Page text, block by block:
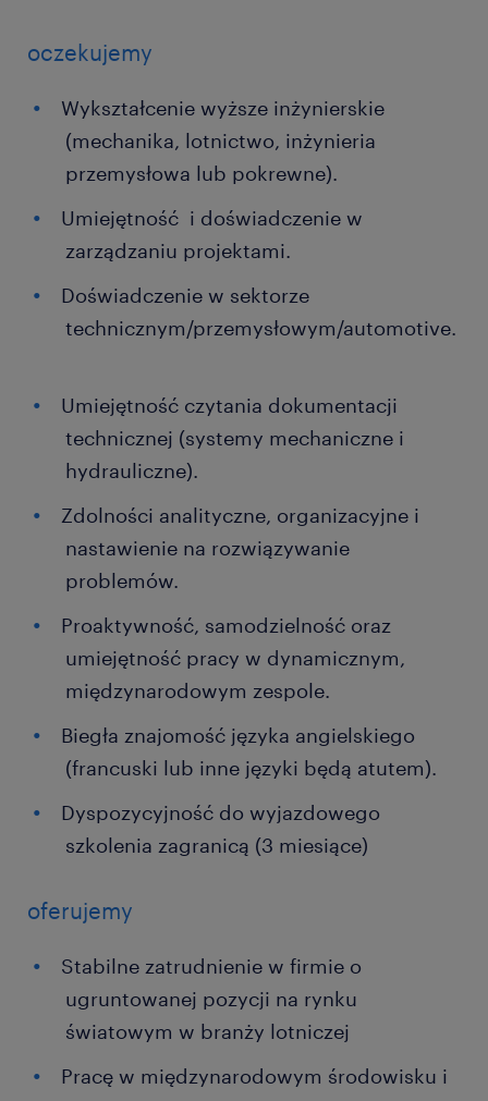
oczekujemy
Wykształcenie wyższe inżynierskie
(mechanika, lotnictwo, inżynieria
przemysłowa lub pokrewne).
Umiejętność i doświadczenie w
zarządzaniu projektami.
Doświadczenie w sektorze
technicznym/przemysłowym/automotive.
Umiejętność czytania dokumentacji
technicznej (systemy mechaniczne i
hydrauliczne).
Zdolności analityczne, organizacyjne i
nastawienie na rozwiązywanie
problemów.
Proaktywność, samodzielność oraz
umiejętność pracy w dynamicznym,
międzynarodowym zespole.
Biegła znajomość języka angielskiego
(francuski lub inne języki będą atutem).
Dyspozycyjność do wyjazdowego
szkolenia zagranicą (3 miesiące)
oferujemy
Stabilne zatrudnienie w firmie o
ugruntowanej pozycji na rynku
światowym w branży lotniczej
Pracę w międzynarodowym środowisku i